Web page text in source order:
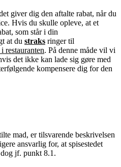
giver dig den aftalte rabat, når du
Hvis du skulle opleve, at et
som står i din
at du straks ringer til
restauranten. På denne måde vil vi
det ikke kan lade sig gøre med
kompensere dig for den
mad, er tilsvarende beskrivelsen
ansvarlig for, at spisestedet
jf. punkt 8.1.